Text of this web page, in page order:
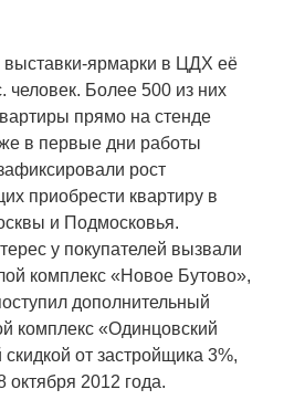
ярмарки в ЦДХ её
человек. Более 500 из них
прямо на стенде
в первые дни работы
рост
приобрести квартиру в
и Подмосковья.
у покупателей вызвали
комплекс «Новое Бутово»,
дополнительный
комплекс «Одинцовский
от застройщика 3%,
октября 2012 года.